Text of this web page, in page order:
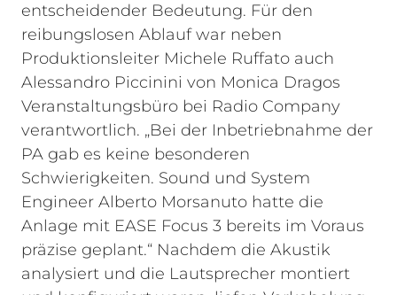
entscheidender Bedeutung. Für den
reibungslosen Ablauf war neben
Produktionsleiter Michele Ruffato auch
Alessandro Piccinini von Monica Dragos
Veranstaltungsbüro bei Radio Company
verantwortlich. „Bei der Inbetriebnahme der
PA gab es keine besonderen
Schwierigkeiten. Sound und System
Engineer Alberto Morsanuto hatte die
Anlage mit EASE Focus 3 bereits im Voraus
präzise geplant.“ Nachdem die Akustik
analysiert und die Lautsprecher montiert